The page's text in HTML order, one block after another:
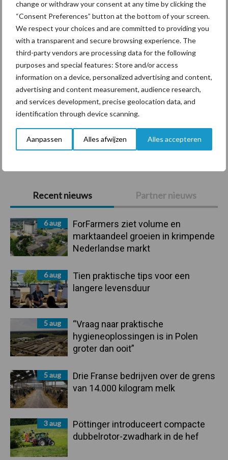
change or withdraw your consent at any time by clicking the
“Consent Preferences” button at the bottom of your screen.
We respect your choices and are committed to providing you
with a transparent and secure browsing experience. The
third-party vendors are processing data for the following
purposes and special features: Store and/or access
information on a device, personalized advertising and content,
advertising and content measurement, audience research,
and services development, precise geolocation data, and
identification through device scanning.
Aanpassen Alles afwijzen Alles accepteren
Primaire
Sidebar
Recent nieuws Partner nieuws
6 aug
ForFarmers ziet volume en
marktaandeel groeien in krimpende
Nederlandse markt
6 aug
Tien praktische tips voor een
langere levensduur
5 aug
“Vraag naar praktische
hygieneoplossingen is in Polen
groter dan ooit”
5 aug
Drie Franse bedrijven over de grens
van 14.000 kilogram melk
3 aug
Pöttinger introduceert compacte
dubbelrotor-zwadhark in de hef
Diergezondheid Bemesting Fokkerij
Bedrijfsnieuws
Ligbox &
Voerhekken
Toon meer